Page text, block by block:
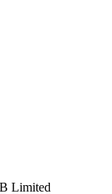
Limited